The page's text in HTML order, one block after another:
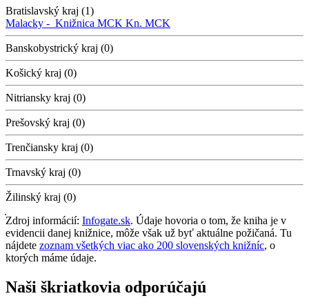
Bratislavský kraj (1)
Malacky - Knižnica MCK Kn. MCK
Banskobystrický kraj (0)
Košický kraj (0)
Nitriansky kraj (0)
Prešovský kraj (0)
Trenčiansky kraj (0)
Trnavský kraj (0)
Žilinský kraj (0)
Zdroj informácií: Infogate.sk. Údaje hovoria o tom, že kniha je v
evidencii danej knižnice, môže však už byť aktuálne požičaná. Tu
nájdete zoznam všetkých viac ako 200 slovenských knižníc, o
ktorých máme údaje.
Naši škriatkovia odporúčajú